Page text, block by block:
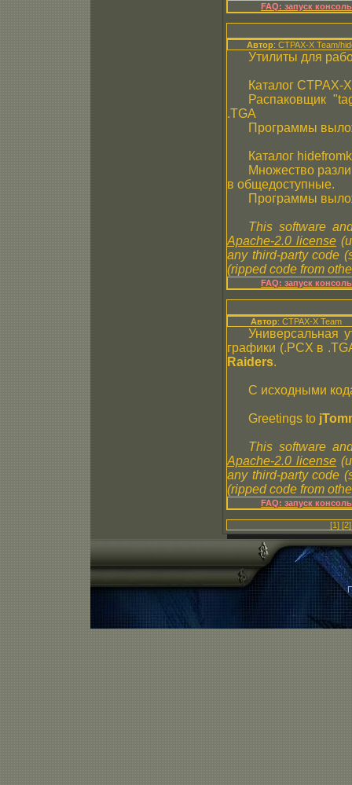
FAQ: запуск
Автор: CTPAX-X Team/
Утилиты для
Каталог CTPAX-
Распаковщик
.TGA
Программы
Каталог
Множество
в общедоступные.
Программы
This software
Apache-2.0 license
any third-party code
(ripped code from
FAQ: запуск
Автор: CTPAX-X Team
Универсальная
графики (.PCX в
Raiders.
С исходными
Greetings to
This software
Apache-2.0 license
any third-party code
(ripped code from
FAQ: запуск
[1] [2]